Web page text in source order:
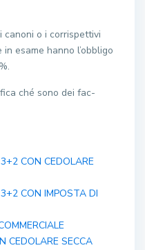
canoni o i corrispettivi
esame hanno l’obbligo
ché sono dei fac-
CON CEDOLARE
CON IMPOSTA DI
CEDOLARE SECCA